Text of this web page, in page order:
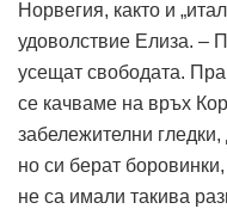
Норвегия, както и
удоволствие Елиза. –
усещат свободата.
се качваме на връх
забележителни
но си берат
не са имали такива